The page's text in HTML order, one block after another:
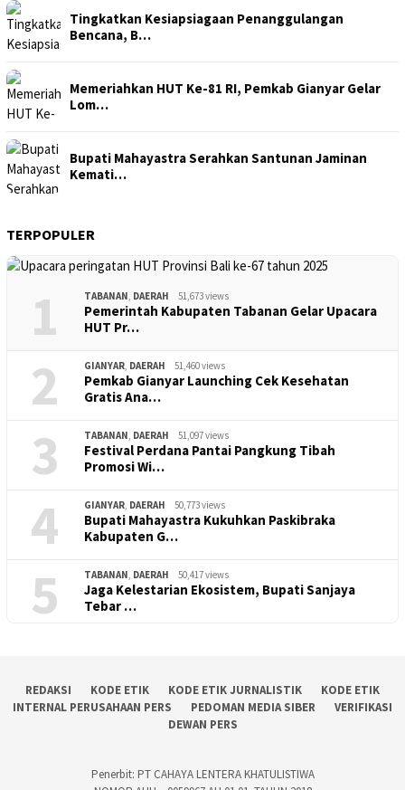
Tingkatkan Kesiapsiagaan Penanggulangan
Bencana, B…
Memeriahkan HUT Ke-81 RI, Pemkab Gianyar Gelar
Lom…
Bupati Mahayastra Serahkan Santunan Jaminan
Kemati…
TERPOPULER
1 TABANAN, DAERAH 51,673 views
Pemerintah Kabupaten Tabanan Gelar Upacara
HUT Pr…
2 GIANYAR, DAERAH 51,460 views
Pemkab Gianyar Launching Cek Kesehatan
Gratis Ana…
3 TABANAN, DAERAH 51,097 views
Festival Perdana Pantai Pangkung Tibah
Promosi Wi…
4 GIANYAR, DAERAH 50,773 views
Bupati Mahayastra Kukuhkan Paskibraka
Kabupaten G…
5 TABANAN, DAERAH 50,417 views
Jaga Kelestarian Ekosistem, Bupati Sanjaya
Tebar …
REDAKSI KODE ETIK KODE ETIK JURNALISTIK
KODE ETIK
INTERNAL PERUSAHAAN PERS
PEDOMAN MEDIA SIBER
VERIFIKASI
DEWAN PERS
Penerbit: PT CAHAYA LENTERA KHATULISTIWA